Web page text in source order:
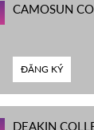
CAMOSUN
ĐĂNG KÝ
DEAKIN